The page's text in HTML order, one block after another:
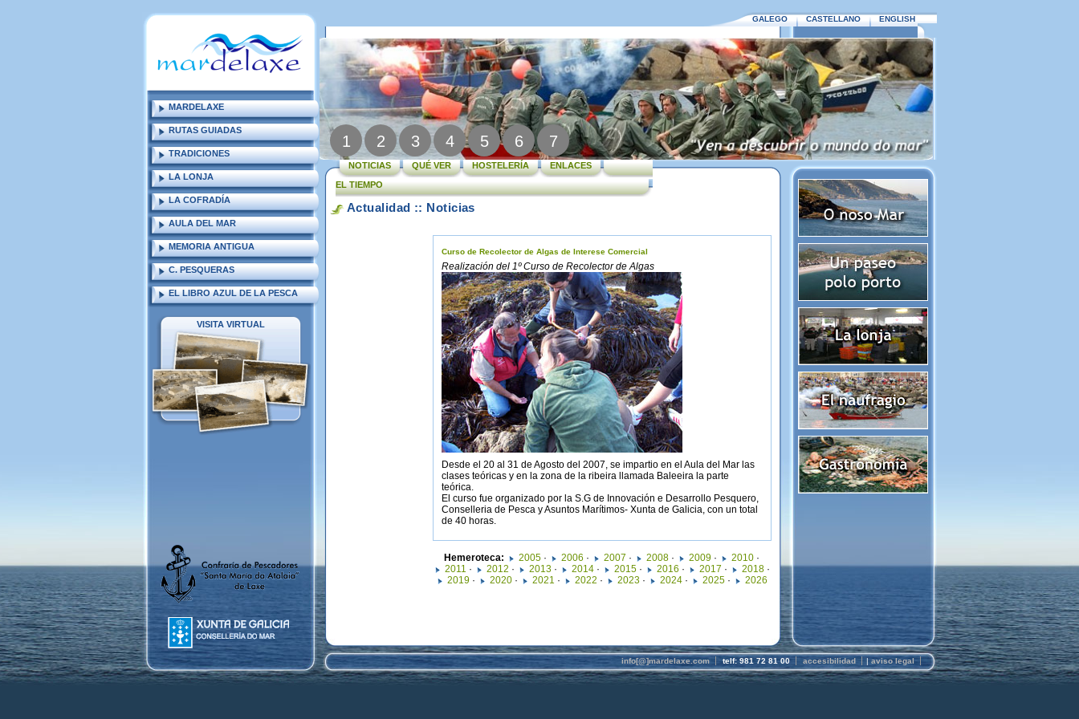
MARDELAXE
RUTAS GUIADAS
TRADICIONES
LA LONJA
LA COFRADÍA
AULA DEL MAR
MEMORIA ANTIGUA
C. PESQUERAS
EL LIBRO AZUL DE LA PESCA
VISITA VIRTUAL
GALEGO CASTELLANO ENGLISH
1 2 3 4 5 6 7
NOTICIAS QUÉ VER HOSTELERÍA
ENLACES
EL TIEMPO
Actualidad :: Noticias
Curso de Recolector de Algas de Interese Comercial
Realización del 1º Curso de Recolector de Algas
Desde el 20 al 31 de Agosto del 2007, se impartio en el Aula del Mar las
clases teóricas y en la zona de la ribeira llamada Baleeira la parte
teórica.
El curso fue organizado por la S.G de Innovación e Desarrollo Pesquero,
Conselleria de Pesca y Asuntos Marítimos- Xunta de Galicia, con un total
de 40 horas.
Hemeroteca: 2005· 2006 · 2007 · 2008· 2009· 2010·
2011 · 2012 · 2013 · 2014 · 2015 · 2016 · 2017 · 2018 ·
2019 · 2020 · 2021 · 2022 · 2023 · 2024 · 2025 · 2026
info[@]mardelaxe.com telf: 981 72 81 00 accesibilidad | aviso legal